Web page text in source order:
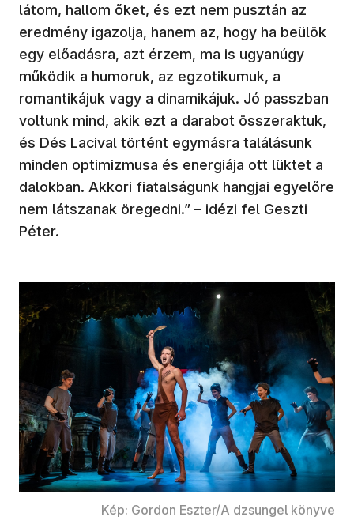
látom, hallom őket, és ezt nem pusztán az
eredmény igazolja, hanem az, hogy ha beülök
egy előadásra, azt érzem, ma is ugyanúgy
működik a humoruk, az egzotikumuk, a
romantikájuk vagy a dinamikájuk. Jó passzban
voltunk mind, akik ezt a darabot összeraktuk,
és Dés Lacival történt egymásra találásunk
minden optimizmusa és energiája ott lüktet a
dalokban. Akkori fiatalságunk hangjai egyelőre
nem látszanak öregedni.” – idézi fel Geszti
Péter.
Kép: Gordon Eszter/A dzsungel könyve